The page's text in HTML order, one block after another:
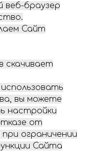
веб-браузер
Сайт
скачивает
вы можете
настройки
от
ограничении
Сайта